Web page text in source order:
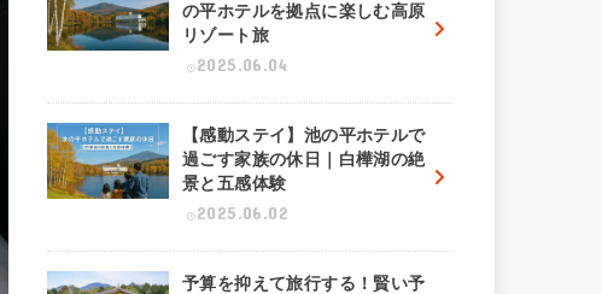
の平ホテルを拠点に楽しむ高原
リゾート旅
2025.06.04
【感動ステイ】池の平ホテルで
過ごす家族の休日｜白樺湖の絶
景と五感体験
2025.06.02
予算を抑えて旅行する！賢い予